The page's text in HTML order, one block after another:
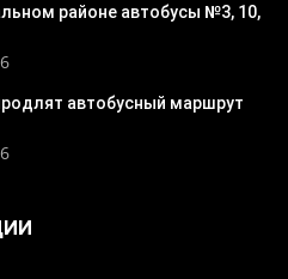
районе автобусы №3, 10,
автобусный маршрут